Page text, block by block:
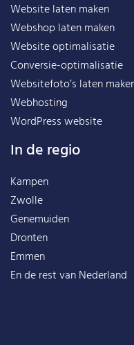
Website laten maken
Webshop laten maken
Website optimalisatie
Conversie-optimalisatie
Websitefoto’s laten
Webhosting
WordPress website
In de regio
Kampen
Zwolle
Genemuiden
Dronten
Emmen
En de rest vanNederland